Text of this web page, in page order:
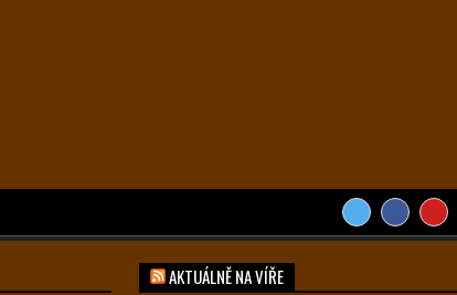
AKTUÁLNĚ NA VÍŘE